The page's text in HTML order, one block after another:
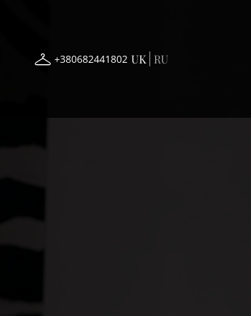
+380682441802 UK RU